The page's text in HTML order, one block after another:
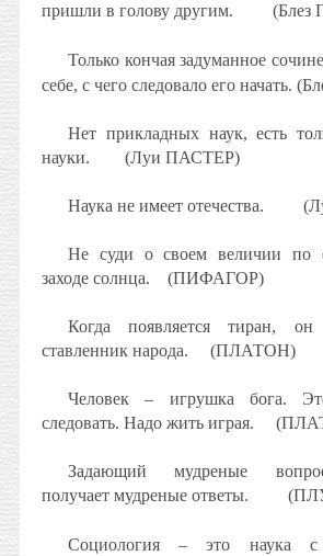
пришли в голову другим.
Только кончая задуманное
себе, с чего следовало его начать.
Нет прикладных наук, есть
науки.
(Луи ПАСТЕР)
Наука не имеет отечества.
Не суди о своем величии по
заходе солнца.
(ПИФАГОР)
Когда появляется тиран, он
ставленник народа.
(ПЛАТОН)
Человек – игрушка бога.
следовать. Надо жить играя.
Задающий мудреные
получает мудреные ответы.
Социология – это наука с